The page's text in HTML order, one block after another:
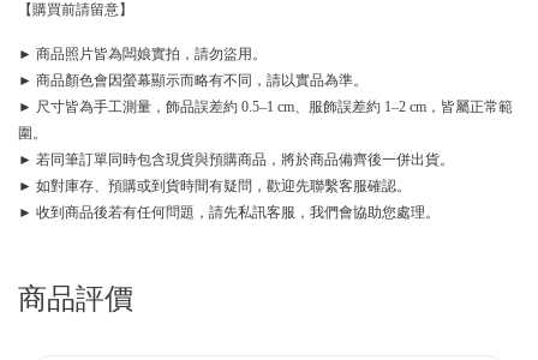
【購買前請留意】
► 商品照片皆為闆娘實拍，請勿盜用。
► 商品顏色會因螢幕顯示而略有不同，請以實品為準。
► 尺寸皆為手工測量，飾品誤差約 0.5–1 cm、服飾誤差約 1–2 cm，皆屬正常範
圍。
► 若同筆訂單同時包含現貨與預購商品，將於商品備齊後一併出貨。
► 如對庫存、預購或到貨時間有疑問，歡迎先聯繫客服確認。
► 收到商品後若有任何問題，請先私訊客服，我們會協助您處理。
商品評價